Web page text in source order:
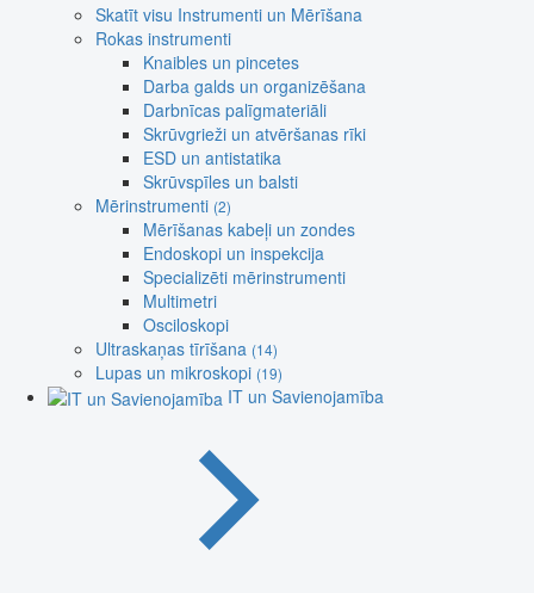
Skatīt visu Instrumenti un Mērīšana
Rokas instrumenti
Knaibles un pincetes
Darba galds un organizēšana
Darbnīcas palīgmateriāli
Skrūvgrieži un atvēršanas rīki
ESD un antistatika
Skrūvspīles un balsti
Mērinstrumenti (2)
Mērīšanas kabeļi un zondes
Endoskopi un inspekcija
Specializēti mērinstrumenti
Multimetri
Osciloskopi
Ultraskaņas tīrīšana (14)
Lupas un mikroskopi (19)
IT un Savienojamība